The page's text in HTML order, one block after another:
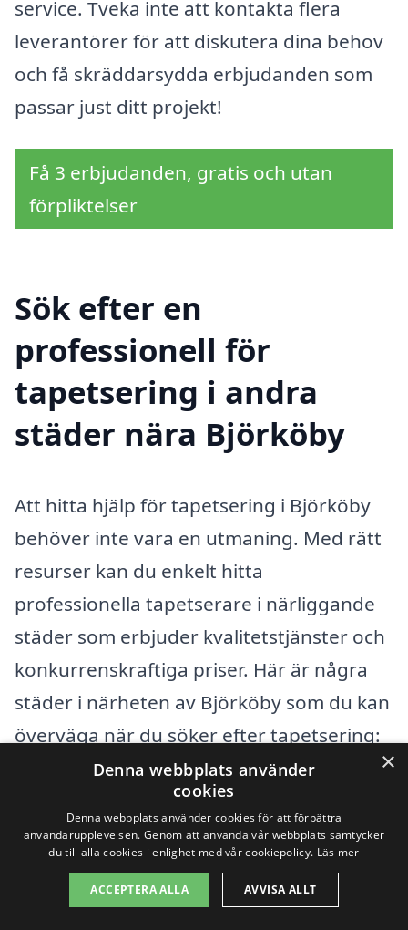
service. Tveka inte att kontakta flera
leverantörer för att diskutera dina behov
och få skräddarsydda erbjudanden som
passar just ditt projekt!
Få 3 erbjudanden, gratis och utan
förpliktelser
Sök efter en
professionell för
tapetsering i andra
städer nära Björköby
Att hitta hjälp för tapetsering i Björköby
behöver inte vara en utmaning. Med rätt
resurser kan du enkelt hitta
professionella tapetserare i närliggande
städer som erbjuder kvalitetstjänster och
konkurrenskraftiga priser. Här är några
städer i närheten av Björköby som du kan
överväga när du söker efter tapetsering:
Ekenässjön
Bredaryd
×
Denna webbplats använder
cookies
Denna webbplats använder cookies för att förbättra
användarupplevelsen. Genom att använda vår webbplats samtycker
du till alla cookies i enlighet med vår cookiepolicy. Läs mer
ACCEPTERA ALLA AVVISA ALLT